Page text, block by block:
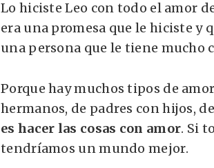
Lo hiciste Leo con todo el amor
era una promesa que le hiciste y
una persona que le tiene mucho
Porque hay muchos tipos de
hermanos, de padres con hijos,
es hacer las cosas con amor. Si
tendríamos un mundo mejor.